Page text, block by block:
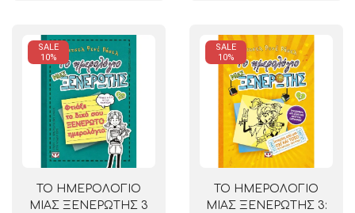
SALE
10%
ΤΟ ΗΜΕΡΟΛΟΓΙΟ
ΜΙΑΣ ΞΕΝΕΡΩΤΗΣ 3
SALE
10%
ΤΟ ΗΜΕΡΟΛΟΓΙΟ
ΜΙΑΣ ΞΕΝΕΡΩΤΗΣ 3: